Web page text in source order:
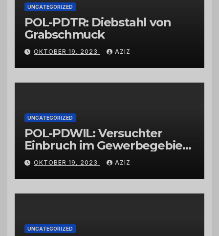
UNCATEGORIZED
POL-PDTR: Diebstahl von
Grabschmuck
OKTOBER 19, 2023 AZIZ
UNCATEGORIZED
POL-PDWIL: Versuchter
Einbruch im Gewerbegebiet
Wittlich
OKTOBER 19, 2023 AZIZ
UNCATEGORIZED